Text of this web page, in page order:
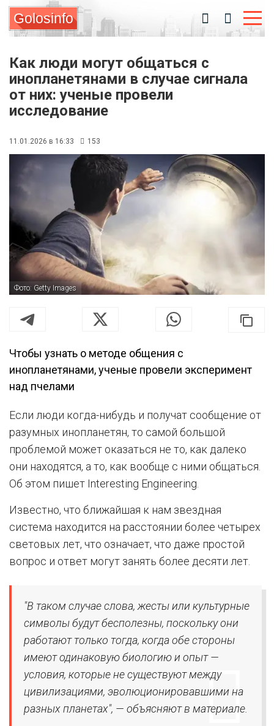
Golosinfo
Как люди могут общаться с
инопланетянами в случае сигнала
от них: ученые провели
исследование
11.01.2026 в 16:33 153
Фото: Getty Images
Чтобы узнать о методе общения с
инопланетянами, ученые провели эксперимент
над пчелами
Если люди когда-нибудь и получат сообщение от
разумных инопланетян, то самой большой
проблемой может оказаться не то, как далеко
они находятся, а то, как вообще с ними общаться.
Об этом пишет Interesting Engineering.
Известно, что ближайшая к нам звездная
система находится на расстоянии более четырех
световых лет, что означает, что даже простой
вопрос и ответ могут занять более десяти лет.
"В таком случае слова, жесты или культурные
символы будут бесполезны, поскольку они
работают только тогда, когда обе стороны
имеют одинаковую биологию и опыт —
условия, которые не существуют между
цивилизациями, эволюционировавшими на
разных планетах", — объясняют в материале.